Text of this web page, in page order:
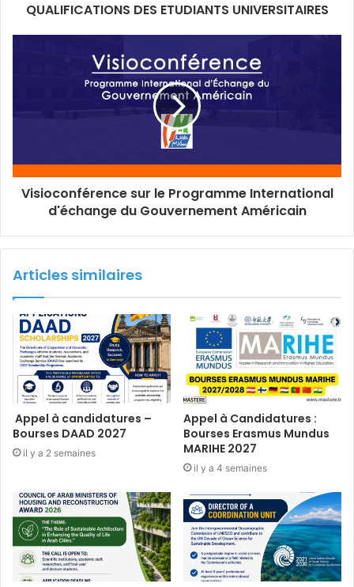
QUALIFICATIONS DES ETUDIANTS UNIVERSITAIRES
Visioconférence sur le Programme International
d'échange du Gouvernement Américain
Articles similaires
Appel à candidatures –
Bourses DAAD 2027
il y a 2 semaines
Appel à Candidatures :
Bourses Erasmus Mundus
MARIHE 2027
il y a 4 semaines